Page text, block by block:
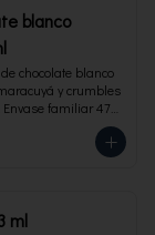
blanco
chocolate blanco
y crumbles
familiar 473
ml